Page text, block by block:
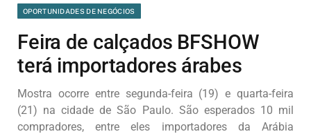
OPORTUNIDADES DE NEGÓCIOS
Feira de calçados BFSHOW
terá importadores árabes
Mostra ocorre entre segunda-feira (19) e quarta-feira
(21) na cidade de São Paulo. São esperados 10 mil
compradores, entre eles importadores da Arábia